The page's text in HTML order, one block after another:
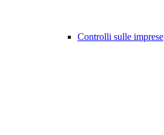
Controlli sulle imprese